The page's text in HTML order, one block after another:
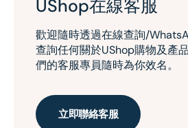
UShop在線客服
歡迎隨時透過在線查詢/
查詢任何關於UShop購物及產
們的客服專員隨時為你效名。
立即聯絡客服